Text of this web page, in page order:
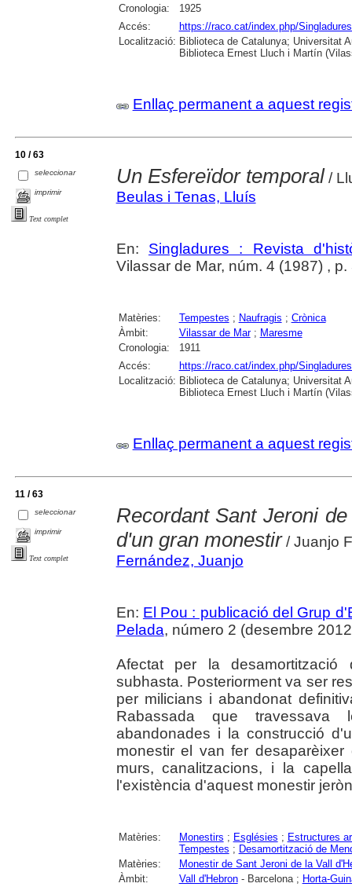
Cronologia:
1925
Accés:
https://raco.cat/index.php/
Localització: Biblioteca de Catalunya; Universitat
Biblioteca Ernest Lluch i Martín
Enllaç permanent a aquest
10 / 63
seleccionar
imprimir
Text complet
Un Esfereïdor temporal/
Beulas i Tenas, Lluís
En: Singladures : Revista
Vilassar de Mar, núm. 4 (1987) , p.
Matèries: Tempestes ; Naufragis ; Crònica
Àmbit:
Vilassar de Mar; Maresme
Cronologia:
1911
Accés:
https://raco.cat/index.php/
Localització: Biblioteca de Catalunya; Universitat
Biblioteca Ernest Lluch i Martín
Enllaç permanent a aquest
11 / 63
seleccionar
imprimir
Text complet
Recordant Sant Jeroni
d'un gran monestir/ Juanjo
Fernández, Juanjo
En: El Pou : publicació del Grup
Pelada, número 2 (desembre
Afectat per la
subhasta. Posteriorment va ser
per milicians i abandonat
Rabassada que
abandonades i la construcció
monestir el van fer
murs, canalitzacions, i la
l'existència d'aquest monestir
Matèries: Monestirs ; Esglésies ; Estructures
Tempestes ; Desamortització de
Matèries:
Monestir de Sant Jeroni de la Vall
Àmbit:
Vall d'Hebron- Barcelona ; Horta-